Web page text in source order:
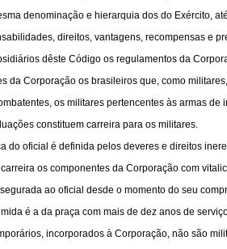
denominação e hierarquia dos do Exército,
direitos, vantagens, recompensas e
dêste Código os regulamentos da
da Corporação os brasileiros que, como
os militares pertencentes às armas
constituem carreira para os militares.
do oficial é definida pelos deveres e direitos
os componentes da Corporação com
ao oficial desde o momento do seu
é a da praça com mais de dez anos de
incorporados à Corporação, não são